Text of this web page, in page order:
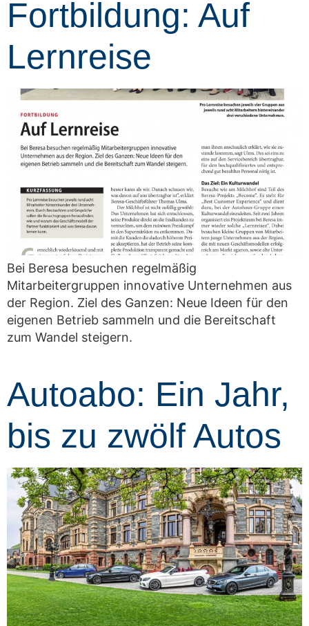
Fortbildung: Auf
Lernreise
Bei Beresa besuchen regelmäßig
Mitarbeitergruppen innovative Unternehmen aus
der Region. Ziel des Ganzen: Neue Ideen für den
eigenen Betrieb sammeln und die Bereitschaft
zum Wandel steigern.
Autoabo: Ein Jahr,
bis zu zwölf Autos